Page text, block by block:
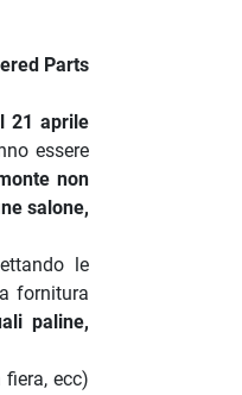
Parts
21 aprile
essere
non
salone,
le
fornitura
paline,
ecc)